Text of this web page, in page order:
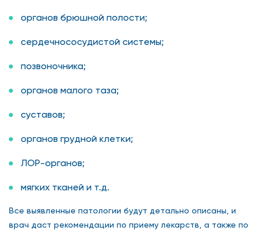
органов брюшной полости;
сердечнососудистой системы;
позвоночника;
органов малого таза;
суставов;
органов грудной клетки;
ЛОР-органов;
мягких тканей и т.д.
Все выявленные патологии будут детально описаны, и
врач даст рекомендации по приему лекарств, а также по